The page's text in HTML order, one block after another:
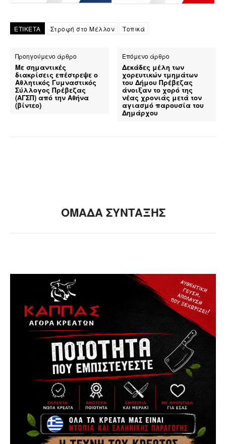
ΕΤΙΚΕΤΑ Στροφή στο Μέλλον Τοπικά
Προηγούμενο άρθρο
Με σημαντικές
διακρίσεις επέστρεψε ο
Αθλητικός Γυμναστικός
Σύλλογος Πρέβεζας
(ΑΓΣΠ) από την Αθήνα
(βίντεο)
Επόμενο άρθρο
Δεκάδες μέλη των
χορευτικών τμημάτων
του Δήμου Πρέβεζας
άνοιξαν το χορό της
νέας χρονιάς μετά τον
αγιασμό παρουσία του
Δημάρχου
ΟΜΑΔΑ ΣΥΝΤΑΞΗΣ